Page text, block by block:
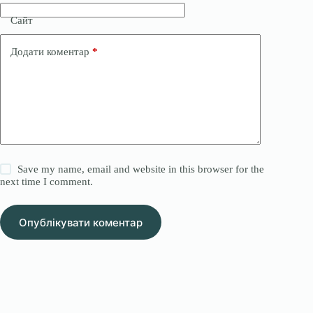
Сайт
Додати коментар *
Save my name, email and website in this browser for the
next time I comment.
Опублікувати коментар